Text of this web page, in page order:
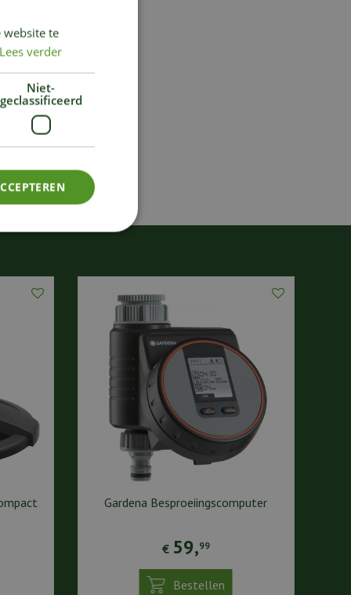
Gardena Besproeiingscomputer
€ 59,99
Bestellen
website te
Lees verder
Niet-
geclassificeerd